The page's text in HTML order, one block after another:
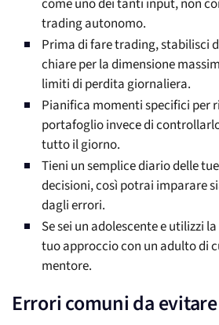
come uno dei tanti input, non
trading autonomo.
Prima di fare trading, stabilisci
chiare per la dimensione
limiti di perdita giornaliera.
Pianifica momenti specifici per
portafoglio invece di
tutto il giorno.
Tieni un semplice diario delle
decisioni, così potrai imparare
dagli errori.
Se sei un adolescente e utilizzi
tuo approccio con un adulto di
mentore.
Errori comuni da evitare